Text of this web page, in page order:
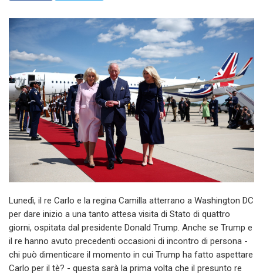
Lunedì, il re Carlo e la regina Camilla atterrano a Washington DC
per dare inizio a una tanto attesa visita di Stato di quattro
giorni, ospitata dal presidente Donald Trump. Anche se Trump e
il re hanno avuto precedenti occasioni di incontro di persona -
chi può dimenticare il momento in cui Trump ha fatto aspettare
Carlo per il tè? - questa sarà la prima volta che il presunto re